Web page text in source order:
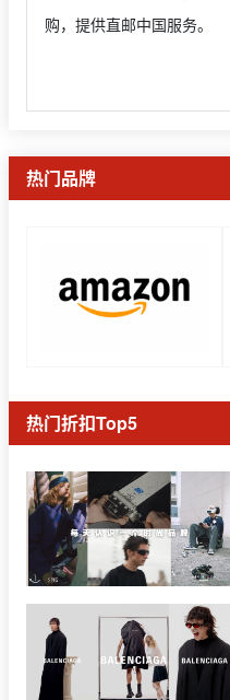
购，提供直邮中国服务。
热门品牌
热门折扣Top5